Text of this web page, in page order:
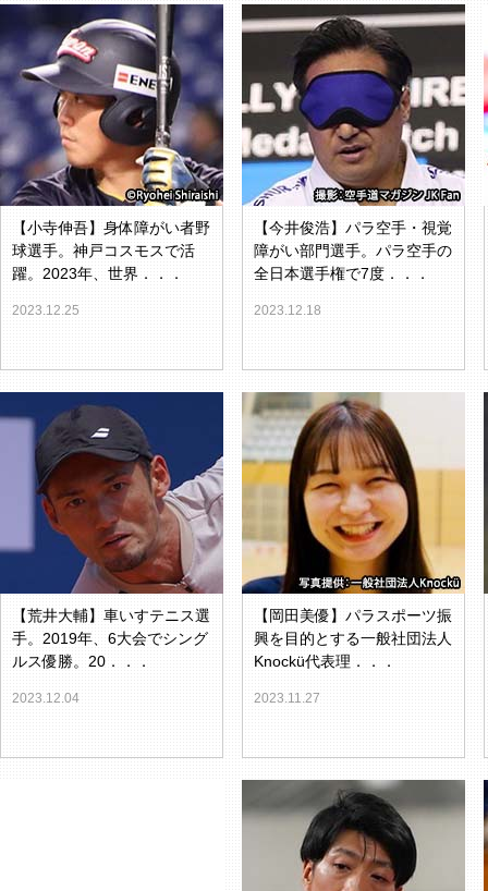
【小寺伸吾】身体障がい者野
球選手。神戸コスモスで活
躍。2023年、世界．．．
2023.12.25
【今井俊浩】パラ空手・視覚
障がい部門選手。パラ空手の
全日本選手権で7度．．．
2023.12.18
【荒井大輔】車いすテニス選
手。2019年、6大会でシング
ルス優勝。20．．．
2023.12.04
【岡田美優】パラスポーツ振
興を目的とする一般社団法人
Knockü代表理．．．
2023.11.27